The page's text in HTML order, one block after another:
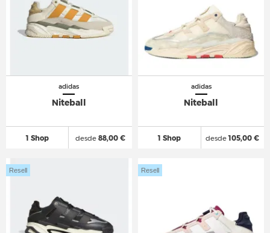
adidas
Niteball
1 Shop desde88,00 €
adidas
Niteball
1 Shop desde105,00 €
Resell Resell